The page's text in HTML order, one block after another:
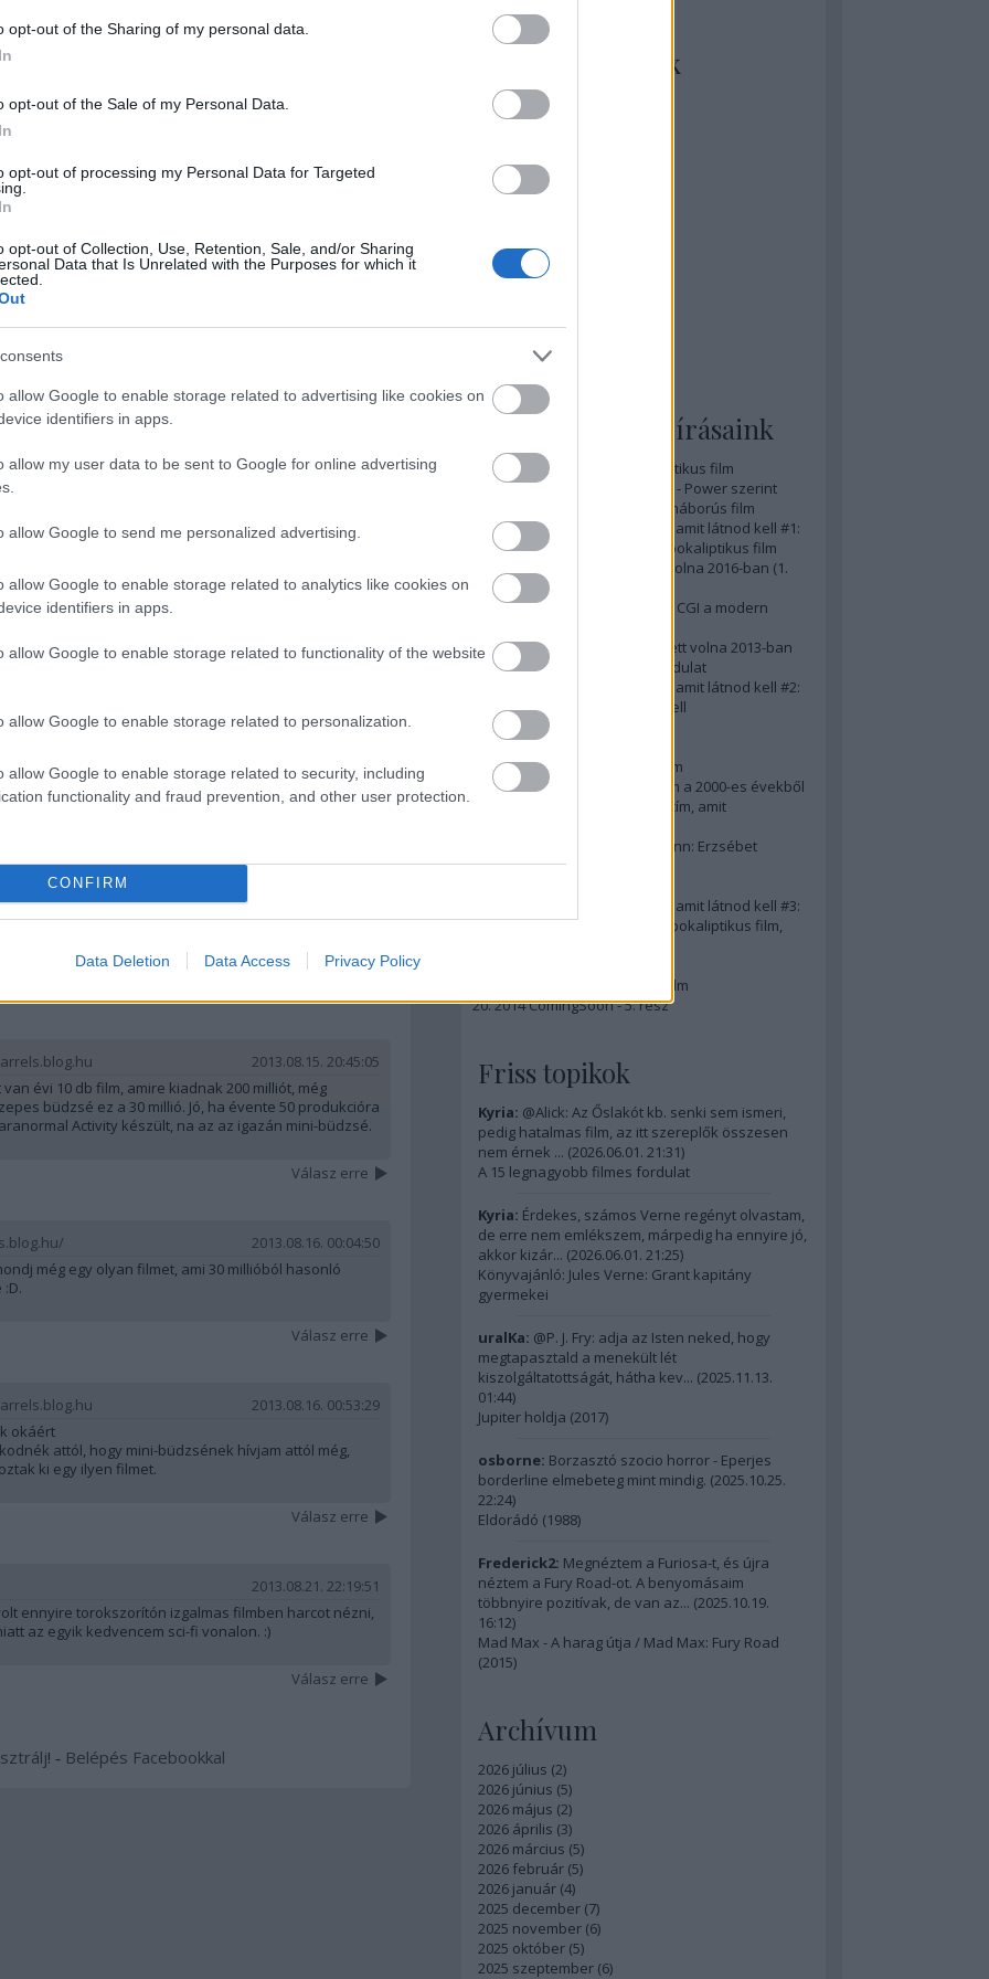
opt-out of the Sharing of my personal data.
opt-out of the Sale of my Personal Data.
opt-out of processing my Personal Data for Targeted
opt-out of Collection, Use, Retention, Sale, and/or Sharing
Data that Is Unrelated with the Purposes for which it
allow Google to enable storage related to advertising like cookies on
identifiers in apps.
allow my user data to be sent to Google for online advertising
allow Google to send me personalized advertising.
allow Google to enable storage related to analytics like cookies on
identifiers in apps.
allow Google to enable storage related to functionality of the website
allow Google to enable storage related to personalization.
allow Google to enable storage related to security, including
functionality and fraud prevention, and other user protection.
CONFIRM
Data Deletion Data Access Privacy Policy
id/5458901
felhasználói tartalomnak minősülnek, értük aszolgáltatás technikai
nem ellenőrzi. Kifogás esetén forduljon a blog szerkesztőjéhez. Részletek
Válasz erre
2013.08.15. 18:57:38
városi legenda, én is sokáig azt hittem, hogy ez
a valóság az, hogy 30 milliót költöttek rá. Az Alive in
viszont még tényleg elég low-budget alkotás volt.
nyomornegyedek párhuzamtól nem voltam elájulva,
túlságosan szájba van rágva, de ettől
nekem is nagy kedvencem.
számítások szerint mini-büdzsé, pláne egy olyan
számít a látvány.
2013.08.15. 20:45:05
évi 10 db film, amire kiadnak 200 milliót, még
büdzsé ez a 30 millió. Jó, ha évente 50 produkcióra
Activity készült, na az az igazán mini-büdzsé.
Válasz erre
2013.08.16. 00:04:50
még egy olyan filmet, ami 30 millióból hasonló
Válasz erre
2013.08.16. 00:53:29
okáért
attól, hogy mini-büdzsének hívjam attól még,
ki egy ilyen filmet.
Válasz erre
2013.08.21. 22:19:51
ennyire torokszorítón izgalmas filmben harcot nézni,
az egyik kedvencem sci-fi vonalon. :)
Válasz erre
! ‐ Belépés Facebookkal
Akiket szívesen
nézünk/olvasunk
Borosta szerint
DarkSide Joint
Filmbook
Filmtrailer
Mozi Mánia app
Nézze meg az ember!
Jus & Calzone
A legolvasottabb írásaink
A 20 legjobb posztapokaliptikus film
A 15 legjobb időutazós film - Power szerint
A 10 legjobb második világháborús film
50 posztapokaliptikus film, amit látnod kell #1:
A 10 legkreatívabb posztapokaliptikus film
20 film, amit látnod kellett volna 2016-ban (1.
rész)
Ezért néz ki borzasztóan a CGI a modern
15(+1) film, amit látnod kellett volna 2013-ban
A 15 legnagyobb filmes fordulat
50 posztapokaliptikus film, amit látnod kell #2:
10 zombifilm, amit látnod kell
A 10 legjobb gengszterfilm
A 10 legjobb Brad Pitt-film
A 10 legjobb Mel Gibson-film
Az igazi 10 legjobb akciófilm a 2000-es évekből
10 iszonyatos magyar filmcím, amit
Könyvkritika: Brigitte Hamann: Erzsébet
királyné (2019)
50 posztapokaliptikus film, amit látnod kell #3:
10 (nem is annyira) posztapokaliptikus film,
A 10 legjobb Matt Damon-film
2014 ComingSoon - 5. rész
Friss topikok
Kyria: @Alick: Az Őslakót kb. senki sem ismeri,
pedig hatalmas film, az itt szereplők összesen
nem érnek ... (2026.06.01. 21:31)
A 15 legnagyobb filmes fordulat
Kyria: Érdekes, számos Verne regényt olvastam,
de erre nem emlékszem, márpedig ha ennyire jó,
akkor kizár... (2026.06.01. 21:25)
Könyvajánló: Jules Verne: Grant kapitány
gyermekei
uralKa: @P. J. Fry: adja az Isten neked, hogy
megtapasztald a menekült lét
kiszolgáltatottságát, hátha kev... (2025.11.13.
01:44)
Jupiter holdja (2017)
osborne: Borzasztó szocio horror - Eperjes
borderline elmebeteg mint mindig. (2025.10.25.
22:24)
Eldorádó (1988)
Frederick2: Megnéztem a Furiosa-t, és újra
néztem a Fury Road-ot. A benyomásaim
többnyire pozitívak, de van az... (2025.10.19.
16:12)
Mad Max - A harag útja / Mad Max: Fury Road
(2015)
Archívum
2026 július (2)
2026 június (5)
2026 május (2)
2026 április (3)
2026 március (5)
2026 február (5)
2026 január (4)
2025 december (7)
2025 november (6)
2025 október (5)
2025 szeptember (6)